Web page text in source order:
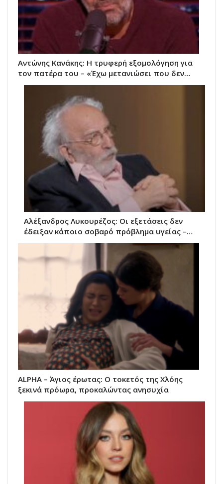
Αντώνης Κανάκης: Η τρυφερή εξομολόγηση για
τον πατέρα του – «Έχω μετανιώσει που δεν…
Αλέξανδρος Λυκουρέζος: Οι εξετάσεις δεν
έδειξαν κάποιο σοβαρό πρόβλημα υγείας –…
ALPHA – Άγιος έρωτας: Ο τοκετός της Χλόης
ξεκινά πρόωρα, προκαλώντας ανησυχία